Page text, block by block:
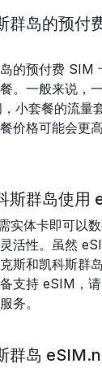
群岛的预付
的预付费 SIM
。一般来说，
小套餐的流量
价格可能会更
斯群岛使用
实体卡即可以
活性。虽然
斯和凯科斯群
支持 eSIM，
务。
群岛